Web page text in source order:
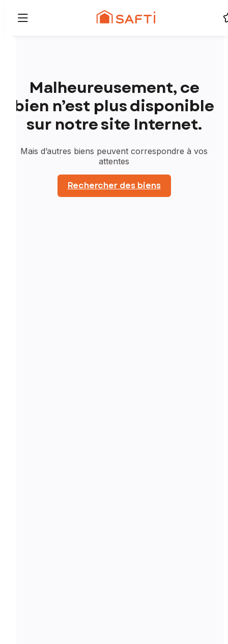
Malheureusement, ce
bien n’est plus disponible
sur notre site Internet.
Mais d’autres biens peuvent correspondre à vos
attentes
Rechercher des biens